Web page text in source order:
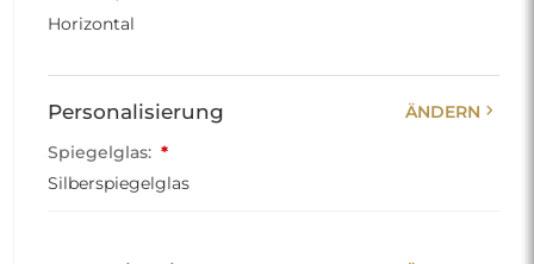
Horizontal
Personalisierung ÄNDERN chevron_right
Spiegelglas: *
Silberspiegelglas